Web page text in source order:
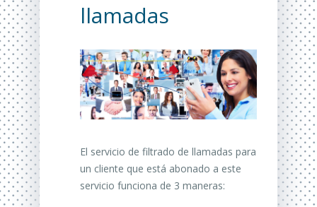
llamadas
El servicio de filtrado de llamadas para
un cliente que está abonado a este
servicio funciona de 3 maneras: